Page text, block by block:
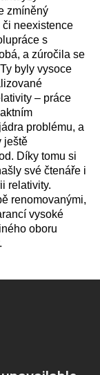
zmíněný
neexistence
s
a zúročila se
byly vysoce
– práce
problému, a
ještě
Díky tomu si
své čtenáře i
relativity.
renomovanými,
vysoké
oboru